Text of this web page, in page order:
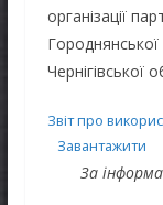
організації
Городнянської
Чернігівської
Звіт про
Завантажити
За